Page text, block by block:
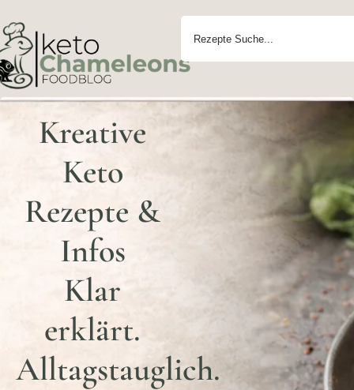
Kreative
Keto
Rezepte &
Infos
Klar
erklärt.
Alltagstauglich.